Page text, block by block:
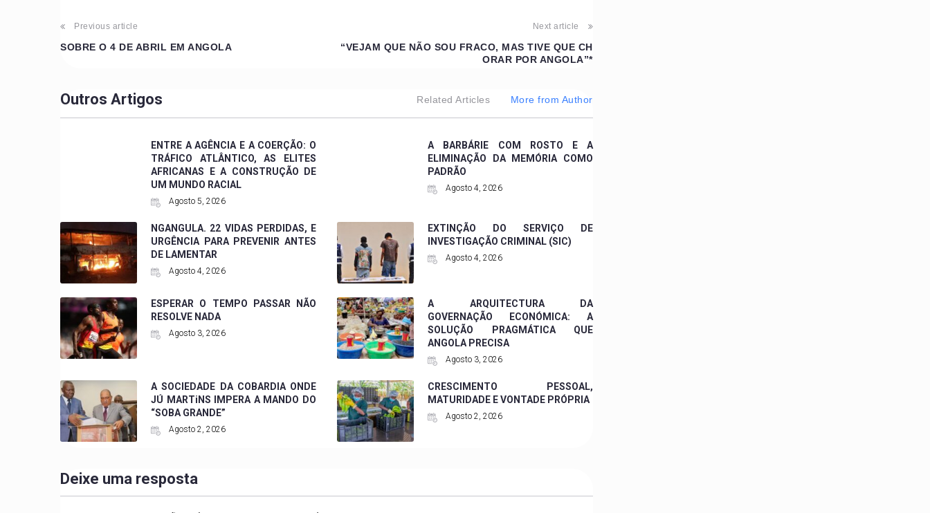
Previous article
SOBRE O 4 DE ABRIL EM ANGOLA
Next article
“VEJAM QUE NÃO SOU FRACO, MAS TIVE QUE CH
ORAR POR ANGOLA”*
Outros Artigos Related Articles More from Author
ENTRE A AGÊNCIA E A COERÇÃO: O
TRÁFICO ATLÂNTICO, AS ELITES
AFRICANAS E A CONSTRUÇÃO DE
UM MUNDO RACIAL
Agosto 5, 2026
A BARBÁRIE COM ROSTO E A
ELIMINAÇÃO DA MEMÓRIA COMO
PADRÃO
Agosto 4, 2026
NGANGULA. 22 VIDAS PERDIDAS, E
URGÊNCIA PARA PREVENIR ANTES
DE LAMENTAR
Agosto 4, 2026
EXTINÇÃO DO SERVIÇO DE
INVESTIGAÇÃO CRIMINAL (SIC)
Agosto 4, 2026
ESPERAR O TEMPO PASSAR NÃO
RESOLVE NADA
Agosto 3, 2026
A ARQUITECTURA DA
GOVERNAÇÃO ECONÓMICA: A
SOLUÇÃO PRAGMÁTICA QUE
ANGOLA PRECISA
Agosto 3, 2026
A SOCIEDADE DA COBARDIA ONDE
JÚ MARTiNS IMPERA A MANDO DO
“SOBA GRANDE”
Agosto 2, 2026
CRESCIMENTO PESSOAL,
MATURIDADE E VONTADE PRÓPRIA
Agosto 2, 2026
Deixe uma resposta